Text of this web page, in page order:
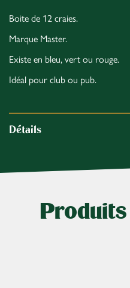
Boite de 12 craies.
Marque Master.
Existe en bleu, vert ou rouge.
Idéal pour club ou pub.
Détails